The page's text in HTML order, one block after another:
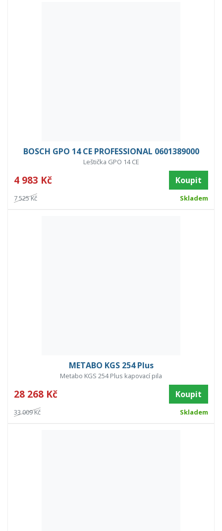
BOSCH GPO 14 CE PROFESSIONAL 0601389000
Leštička GPO 14 CE
4 983 Kč Koupit
7 525 Kč Skladem
METABO KGS 254 Plus
Metabo KGS 254 Plus kapovací pila
28 268 Kč Koupit
33 009 Kč Skladem